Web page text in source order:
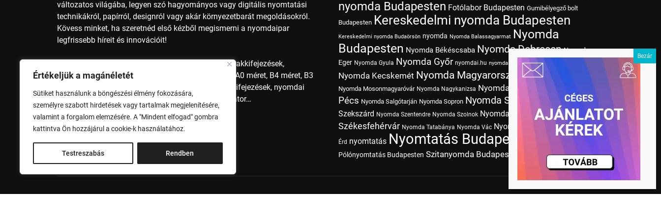
Értékeljük a magánéletét
Sütiket használunk a böngészési élmény fokozására,
személyre szabott hirdetések vagy tartalmak megjelenítésére,
valamint a forgalom elemzésére. A "Mindent elfogad" gombra
kattintva Ön hozzájárul a cookie-k használatához.
Testreszabás Rendben
változatos világába, legyen szó hagyományos vagy digitális nyomtatási
technikákról, papírról, designról vagy akár környezetbarát megoldásokról.
Kövess minket, ha szeretnéd első kézből megismerni a nyomdaipar
legfrissebb híreit és innovációit!
Nyomdai méretek, nyomdai előkészítés, nyomdai szakkifejezések,
papírméter, A4 méret, A3 méret, A2 méret, A1 méret, A0 méret, B4 méret, B3
méret, B2 méret, B1 méret, B0 méret, nyomdai szakkifejezések, nyomdai
alapszínek, nyomdai szolgáltatások, nyomdai operátor…
Adatvédelem
nyomda Budapesten Fotólabor Budapesten Gumibélyegző bolt
Budapesten Kereskedelmi nyomda Budapesten
Kereskedelmi nyomda Budaörsön nyomda Nyomda Balassagyarmat Nyomda
Budapesten Nyomda Békéscsaba Nyomda Debrecen Nyomda
Eger Nyomda Gyula Nyomda Győr nyomdai.hu nyomdai színek Nyomda Kaposvár
Nyomda Kecskemét Nyomda Magyarország Nyomda Miskolc
Nyomda Mosonmagyaróvár Nyomda Nagykanizsa Nyomda Nyíregyháza
Nyomda
Pécs Nyomda Salgótarján Nyomda Sopron Nyomda Szeged
Nyomda
Szekszárd Nyomda Szentendre Nyomda Szolnok Nyomda Szombathely Nyomda
Székesfehérvár Nyomda Tatabánya Nyomda Vác Nyomda Zalaegerszeg Nyomda
Érd nyomtatás Nyomtatás Budapesten
Pólónyomtatás Budapesten Szitanyomda Budapesten Tudásbázis